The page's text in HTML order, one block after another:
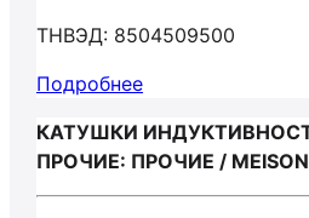
ТНВЭД: 8504509500
Подробнее
КАТУШКИ
ПРОЧИЕ: ПРОЧИЕ /